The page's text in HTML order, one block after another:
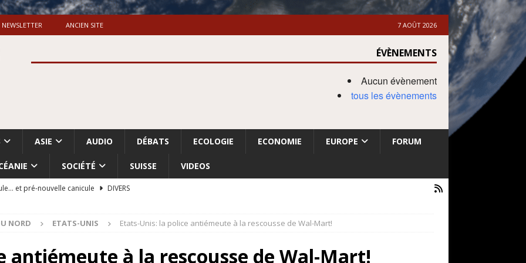
NEWSLETTER ANCIEN SITE 7 AOÛT 2026
ÉVÈNEMENTS
Aucun évènement
tous les évènements
ASIE AUDIO DÉBATS ECOLOGIE ECONOMIE EUROPE FORUM
SOCIÉTÉ SUISSE VIDEOS
et pré-nouvelle canicule
DIVERS
du nettoyage ethnique en Cisjordanie et à Gaza
NORD ETATS-UNIS Etats-Unis: la police antiémeute à la rescousse de Wal-Mart!
antiémeute à la rescousse de Wal-Mart!